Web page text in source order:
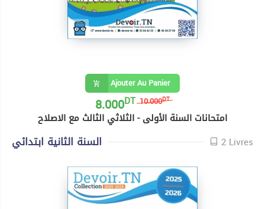
Ajouter Au Panier
10.000DT
8.000DT
امتحانات السنة الأولى - الثلاثي الثالث مع الاصلاح
السنة الثانية ابتدائي 2 Livres